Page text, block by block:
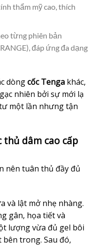
thẩm mỹ cao, thích
từng phiên bản
đáp ứng đa dạng
dòngcốc Tenga khác,
nhiên bởi sự mới lạ
một lần nhưng tận
thủ dâm cao cấp
nên tuân thủ đầy đủ
và lật mở nhẹ nhàng.
gân, họa tiết và
lượng vừa đủ gel bôi
trong. Sau đó,